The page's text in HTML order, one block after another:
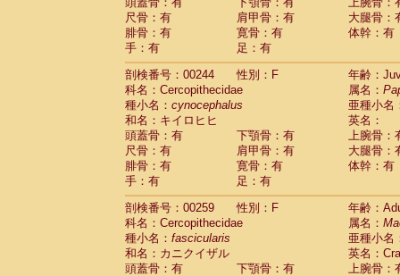
尺骨：有
肩甲骨：有
大腿骨：
腓骨：有
寛骨：有
体幹：有
手：有
足：有
剖検番号：00244
性別：F
年齢：
科名：Cercopithecidae
属名：
種小名： cynocephalus
亜種小名
和名：キイロヒヒ
英名：
頭蓋骨：有
下顎骨：有
上腕骨：
尺骨：有
肩甲骨：有
大腿骨：
腓骨：有
寛骨：有
体幹：有
手：有
足：有
剖検番号：00259
性別：F
年齢：
科名：Cercopithecidae
属名：
種小名： fascicularis
亜種小名
和名：カニクイザル
英名：
頭蓋骨：有
下顎骨：有
上腕骨：